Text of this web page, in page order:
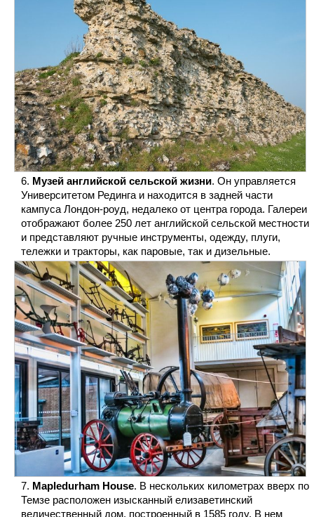
Музей английской сельской жизни. Он управляется
Университетом Рединга и находится в задней части
кампуса Лондон-роуд, недалеко от центра города. Галереи
отображают более 250 лет английской сельской местности
и представляют ручные инструменты, одежду, плуги,
тележки и тракторы, как паровые, так и дизельные.
Mapledurham House. В нескольких километрах вверх по
Темзе расположен изысканный елизаветинский
величественный дом, построенный в 1585 году. В нем